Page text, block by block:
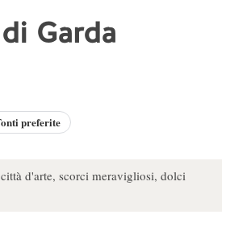
Garda
preferite
d'arte, scorci meravigliosi, dolci